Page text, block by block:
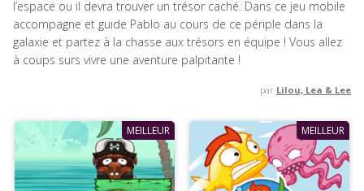
l’espace ou il devra trouver un trésor caché. Dans ce jeu mobile
accompagne et guide Pablo au cours de ce périple dans la
galaxie et partez à la chasse aux trésors en équipe ! Vous allez
à coups surs vivre une aventure palpitante !
par Lilou, Lea & Lee
MEILLEUR MEILLEUR